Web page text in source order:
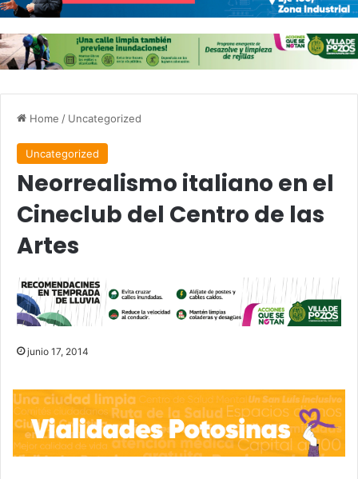
Home / Uncategorized
Uncategorized
Neorrealismo italiano en el
Cineclub del Centro de las
Artes
junio 17, 2014